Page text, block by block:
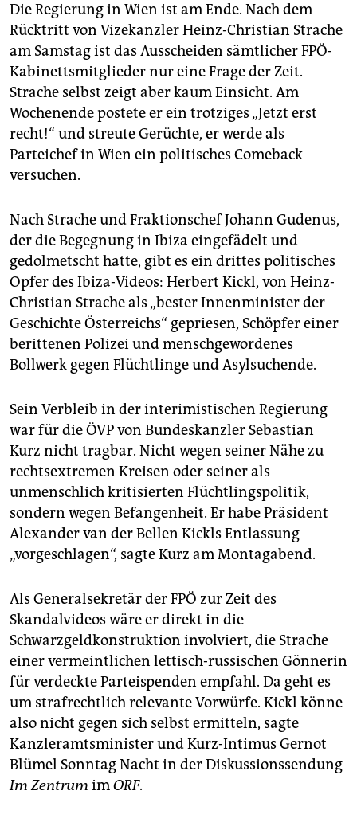
unterstützen
abo
genossenschaft
epaper login
Die Regierung in Wien ist am Ende. Nach dem
Rücktritt von Vizekanzler Heinz-Christian Strache
am Samstag ist das Ausscheiden sämtlicher FPÖ-
Kabinettsmitglieder nur eine Frage der Zeit.
Strache selbst zeigt aber kaum Einsicht. Am
Wochenende postete er ein trotziges „Jetzt erst
recht!“ und streute Gerüchte, er werde als
Parteichef in Wien ein politisches Comeback
versuchen.
Nach Strache und Fraktionschef Johann Gudenus,
der die Begegnung in Ibiza eingefädelt und
gedolmetscht hatte, gibt es ein drittes politisches
Opfer des Ibiza-Videos: Herbert Kickl, von Heinz-
Christian Strache als „bester Innenminister der
Geschichte Österreichs“ gepriesen, Schöpfer einer
berittenen Polizei und menschgewordenes
Bollwerk gegen Flüchtlinge und Asylsuchende.
Sein Verbleib in der interimistischen Regierung
war für die ÖVP von Bundeskanzler Sebastian
Kurz nicht tragbar. Nicht wegen seiner Nähe zu
rechtsextremen Kreisen oder seiner als
unmenschlich kritisierten Flüchtlingspolitik,
sondern wegen Befangenheit. Er habe Präsident
Alexander van der Bellen Kickls Entlassung
„vorgeschlagen“, sagte Kurz am Montagabend.
Als Generalsekretär der FPÖ zur Zeit des
Skandalvideos wäre er direkt in die
Schwarzgeldkonstruktion involviert, die Strache
einer vermeintlichen lettisch-russischen Gönnerin
für verdeckte Parteispenden empfahl. Da geht es
um strafrechtlich relevante Vorwürfe. Kickl könne
also nicht gegen sich selbst ermitteln, sagte
Kanzleramtsminister und Kurz-Intimus Gernot
Blümel Sonntag Nacht in der Diskussionssendung
Im Zentrum imORF.